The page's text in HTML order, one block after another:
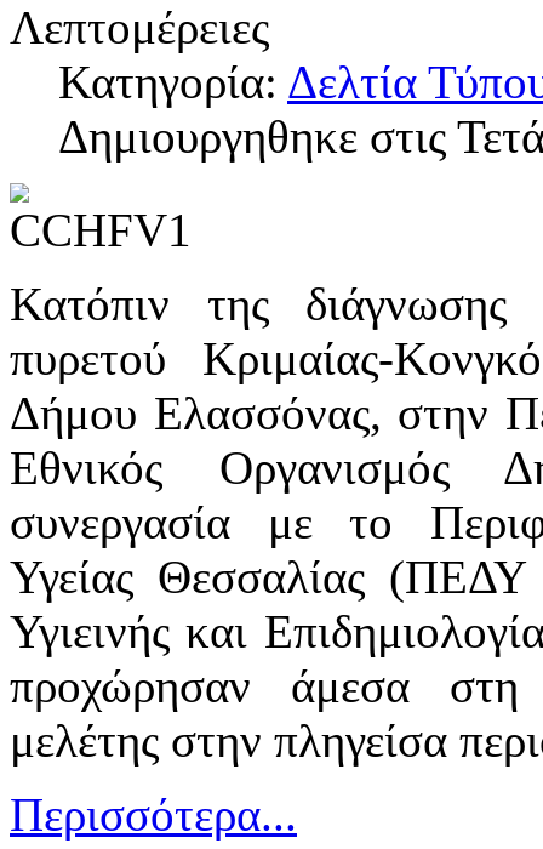
Λεπτομέρειες
Κατηγορία: Δελτία
Δημιουργηθηκε στις
Κατόπιν της διάγνωσης
πυρετού Κριμαίας-
Δήμου Ελασσόνας, στην
Εθνικός Οργανισμός
συνεργασία με το
Υγείας Θεσσαλίας (ΠΕΔΥ
Υγιεινής και
προχώρησαν άμεσα στη
μελέτης στην πληγείσα
Περισσότερα...